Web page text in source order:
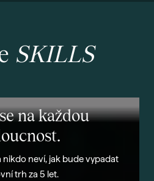
SKILLS
na každou
nikdo neví, jak bude vypadat
trh za 5 let.